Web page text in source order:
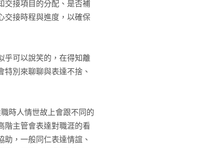
交接項目的分配、是否補
交接時程與進度，以確保
乎可以說笑的，在得知離
別來聊聊與表達不捨、
時人情世故上會跟不同的
階主管會表達對職涯的看
，一般同仁表達情誼、